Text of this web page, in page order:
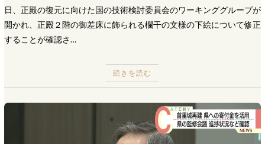
日、正殿の復元に向けた国の技術検討委員会のワーキンググループが
開かれ、正殿２階の御差床に飾られる欄干の文様の下絵について修正
することが確認さ…
続きを読む